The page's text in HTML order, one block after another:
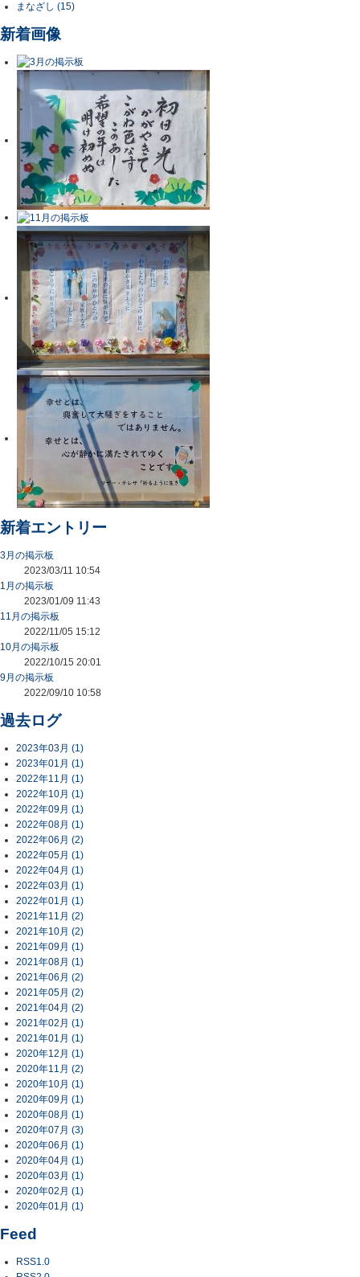
まなざし (15)
新着画像
新着エントリー
3月の掲示板
2023/03/11 10:54
1月の掲示板
2023/01/09 11:43
11月の掲示板
2022/11/05 15:12
10月の掲示板
2022/10/15 20:01
9月の掲示板
2022/09/10 10:58
過去ログ
2023年03月 (1)
2023年01月 (1)
2022年11月 (1)
2022年10月 (1)
2022年09月 (1)
2022年08月 (1)
2022年06月 (2)
2022年05月 (1)
2022年04月 (1)
2022年03月 (1)
2022年01月 (1)
2021年11月 (2)
2021年10月 (2)
2021年09月 (1)
2021年08月 (1)
2021年06月 (2)
2021年05月 (2)
2021年04月 (2)
2021年02月 (1)
2021年01月 (1)
2020年12月 (1)
2020年11月 (2)
2020年10月 (1)
2020年09月 (1)
2020年08月 (1)
2020年07月 (3)
2020年06月 (1)
2020年04月 (1)
2020年03月 (1)
2020年02月 (1)
2020年01月 (1)
Feed
RSS1.0